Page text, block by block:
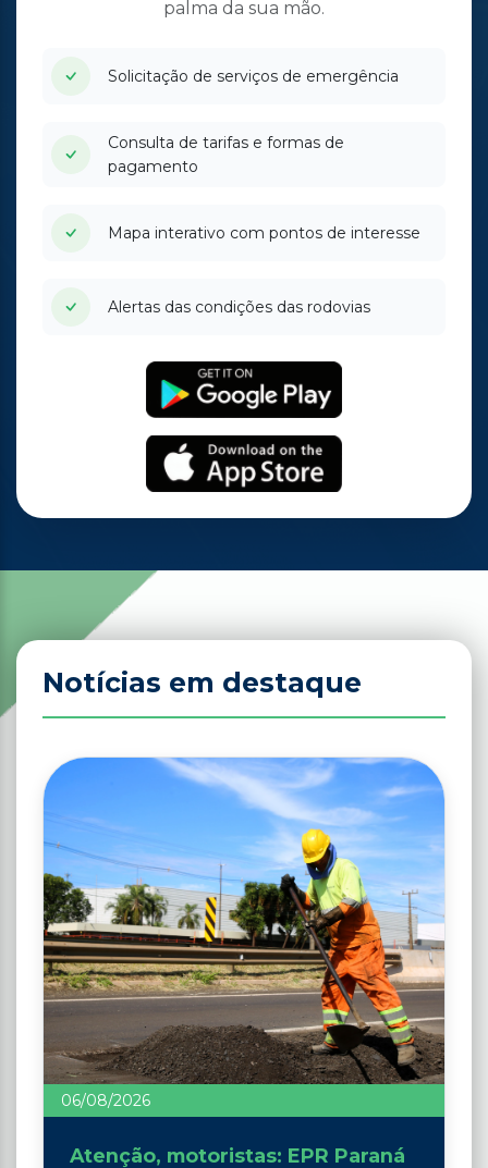
palma da sua mão.
Solicitação de serviços de emergência
Consulta de tarifas e formas de
pagamento
Mapa interativo com pontos de interesse
Alertas das condições das rodovias
Notícias em destaque
06/08/2026
Atenção, motoristas: EPR Paraná